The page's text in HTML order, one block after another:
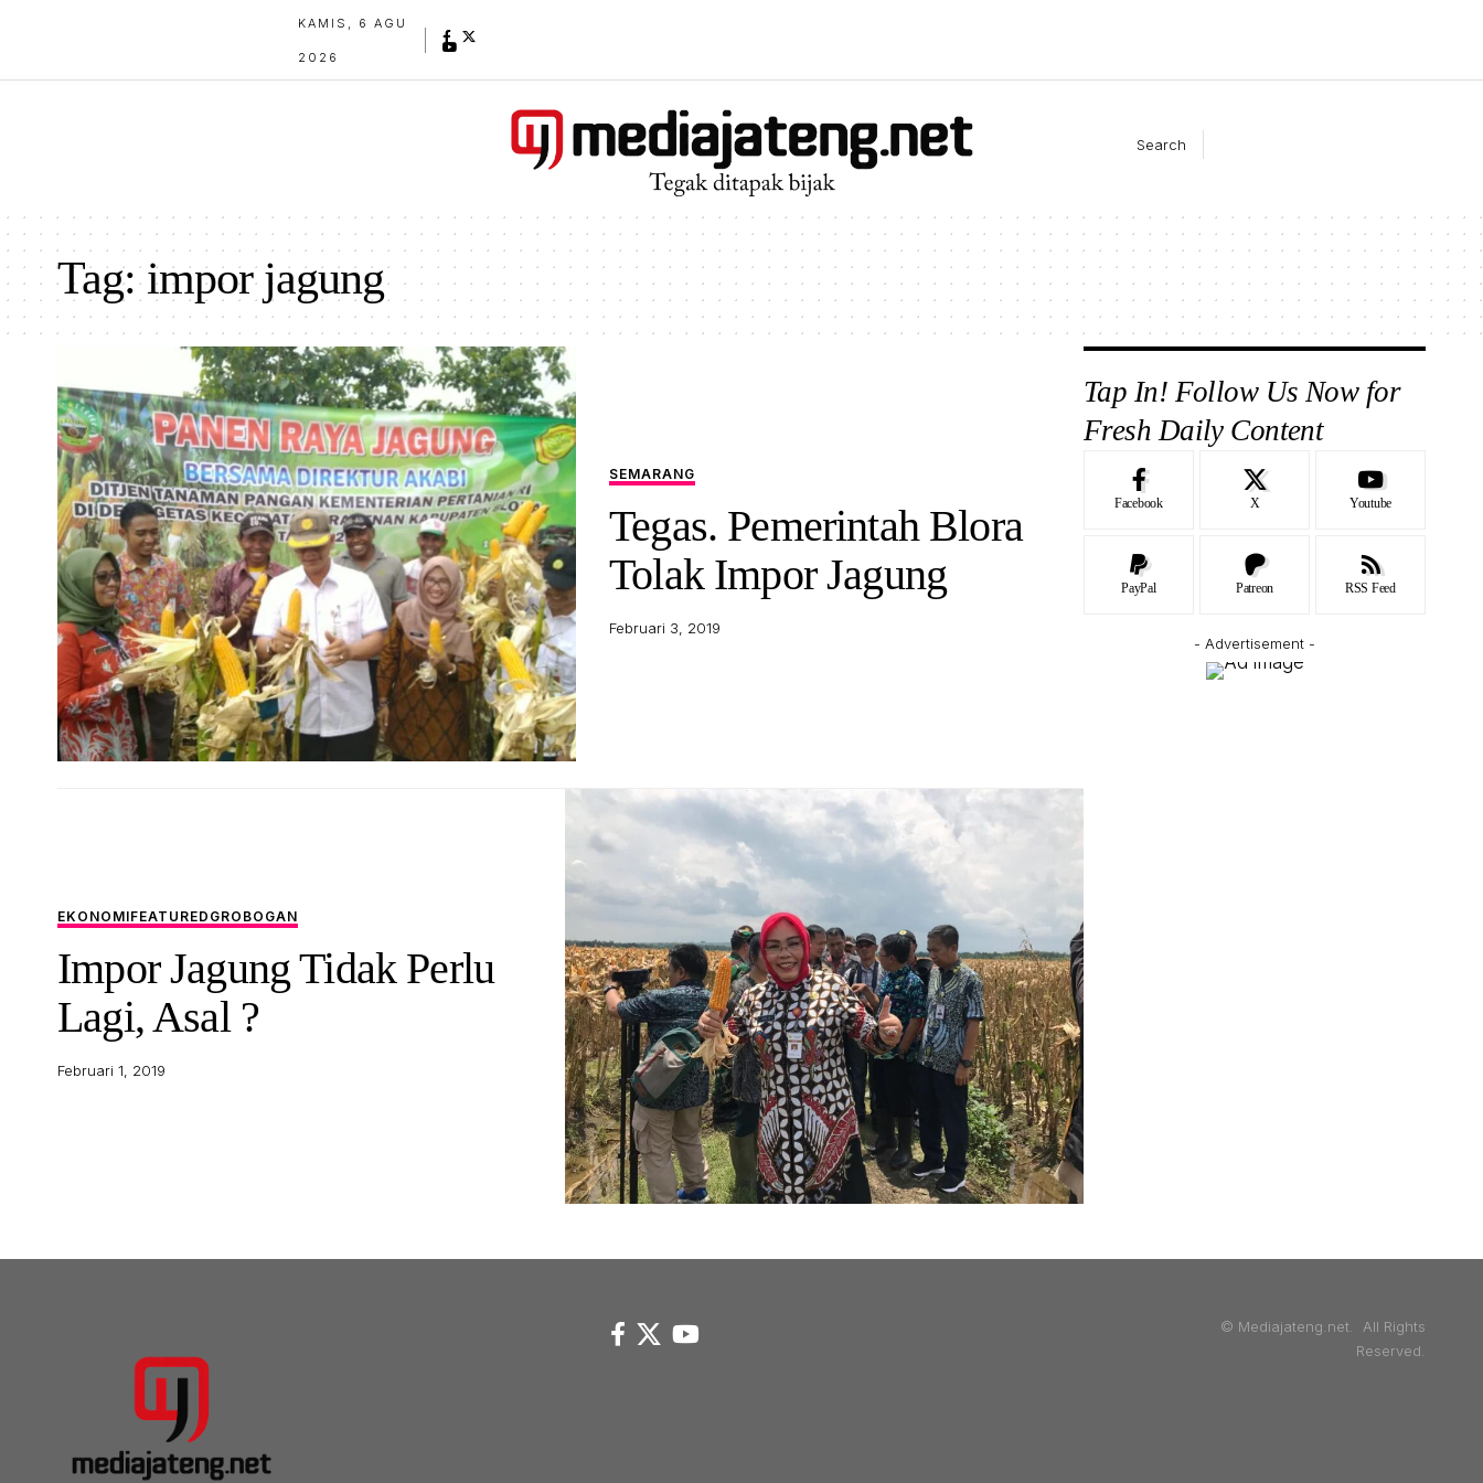
KAMIS, 6 AGU
2026
Search
Tag:impor jagung
SEMARANG
Tegas. Pemerintah Blora
Tolak Impor Jagung
Februari 3, 2019
EKONOMIFEATURED GROBOGAN
Impor Jagung Tidak Perlu
Lagi, Asal ?
Februari 1, 2019
Tap In! Follow Us Now for
Fresh Daily Content
Facebook X Youtube
PayPal Patreon RSS Feed
- Advertisement -
© Mediajateng.net. All Rights
Reserved.